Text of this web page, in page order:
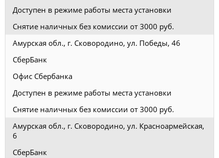
Доступен в режиме работы места установки
Снятие наличных без комиссии от 3000 руб.
Амурская обл., г. Сковородино, ул. Победы, 46
СберБанк
Офис Сбербанка
Доступен в режиме работы места установки
Снятие наличных без комиссии от 3000 руб.
Амурская обл., г. Сковородино, ул. Красноармейская,
6
СберБанк